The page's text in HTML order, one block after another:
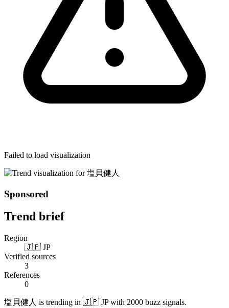
Failed to load visualization
Sponsored
Trend brief
Region
🇯🇵 JP
Verified sources
3
References
0
塩貝健人 is trending in 🇯🇵 JP with 2000 buzz signals.